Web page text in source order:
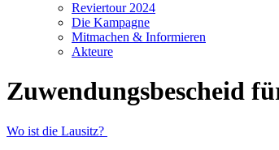
Reviertour 2024
Die Kampagne
Mitmachen & Informieren
Akteure
Zuwendungsbescheid
Wo ist die Lausitz?